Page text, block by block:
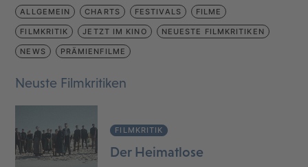
ALLGEMEIN CHARTS FESTIVALS FILME
FILMKRITIK JETZT IM KINO NEUESTE FILMKRITIKEN
NEWS PRÄMIENFILME
Neuste Filmkritiken
FILMKRITIK
Der Heimatlose